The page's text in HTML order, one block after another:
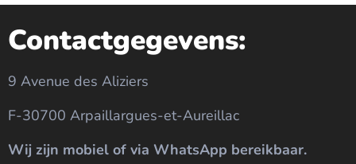
Contactgegevens:
9 Avenue des Aliziers
F-30700 Arpaillargues-et-Aureillac
Wij zijn mobiel of via WhatsApp bereikbaar.